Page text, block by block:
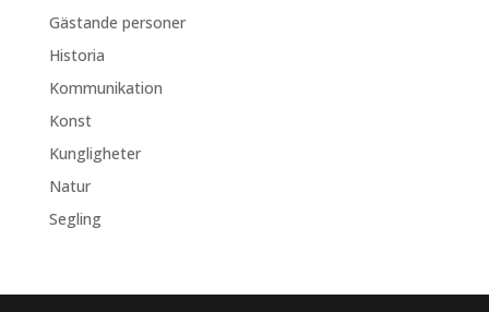
Gästande personer
Historia
Kommunikation
Konst
Kungligheter
Natur
Segling